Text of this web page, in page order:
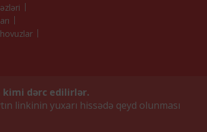
kimi dərc edilirlər.
linkinin yuxarı hissədə qeyd olunması